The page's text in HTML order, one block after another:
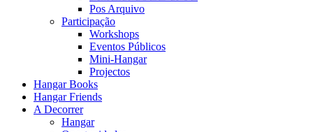
Pos Arquivo
Participação
Workshops
Eventos Públicos
Mini-Hangar
Projectos
Hangar Books
Hangar Friends
A Decorrer
Hangar